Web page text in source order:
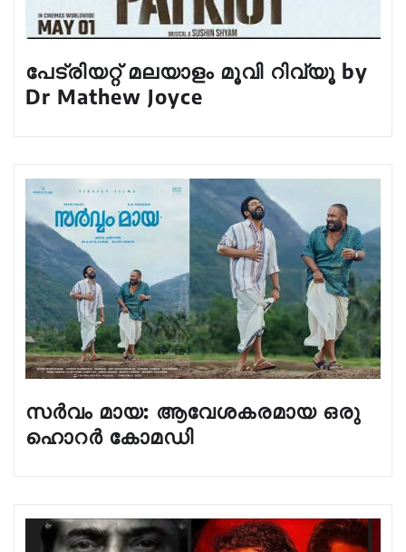
പേട്രിയറ്റ് മലയാളം മൂവി റിവ്യൂ by
Dr Mathew Joyce
സർവം മായ: ആവേശകരമായ ഒരു
ഹൊറർ കോമഡി